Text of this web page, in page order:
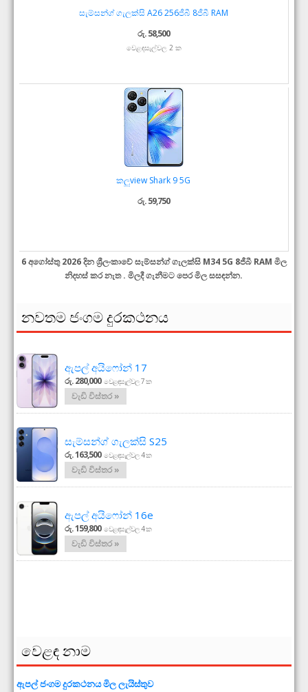
සැම්සන්ග් ගැලක්සි A26 256ජීබී 8ජීබී RAM
රු. 58,500
වෙළඳසැල්වල 2 ක
කලුview Shark 9 5G
රු. 59,750
6 අගෝස්තු 2026 දින ශ්‍රීලංකාවේ සැම්සන්ග් ගැලක්සි M34 5G 8ජීබී RAM මිල
නිදහස් කර නැත . මිලදී ගැනීමට පෙර මිල සසඳන්න.
නවතම ජංගම දුරකථනය
ඇපල් අයිෆෝන් 17
රු. 280,000 වෙළඳසැල්වල 7 ක
වැඩි විස්තර »
සැම්සන්ග් ගැලක්සි S25
රු. 163,500 වෙළඳසැල්වල 4 ක
වැඩි විස්තර »
ඇපල් අයිෆෝන් 16e
රු. 159,800 වෙළඳසැල්වල 4 ක
වැඩි විස්තර »
වෙළඳ නාම
ඇපල් ජංගම දුරකථනය මිල ලැයිස්තුව